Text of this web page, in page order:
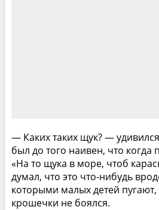
— Каких таких щук? —
был до того наивен, что когда
«На то щука в море, чтоб
думал, что это что-нибудь
которыми малых детей пугают,
крошечки не боялся.